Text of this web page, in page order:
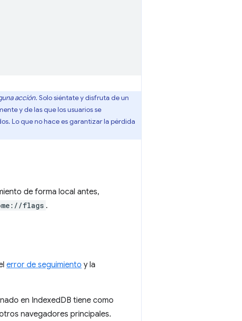
acción. Solo siéntate y disfruta de un
y de las que los usuarios se
Lo que no hace es garantizar la pérdida
de forma local antes,
flags .
error de seguimiento y la
en IndexedDB tiene como
navegadores principales.